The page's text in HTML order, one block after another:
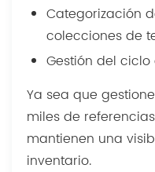
Categorización
colecciones de
Gestión del
Ya sea que
miles de
mantienen una
inventario.